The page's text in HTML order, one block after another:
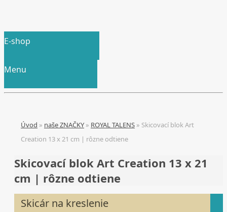
E-shop
Menu
Úvod » naše ZNAČKY » ROYAL TALENS » Skicovací blok Art
Creation 13 x 21 cm | rôzne odtiene
Skicovací blok Art Creation 13 x 21
cm | rôzne odtiene
Skicár na kreslenie